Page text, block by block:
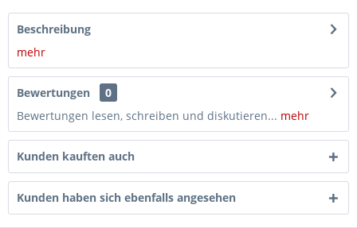
Beschreibung
mehr
Bewertungen
0
Bewertungen lesen, schreiben und diskutieren... mehr
Kunden kauften auch
Kunden haben sich ebenfalls angesehen